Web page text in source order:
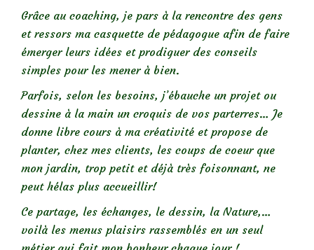
Grâce au coaching, je pars à la rencontre des gens
et ressors ma casquette de pédagogue afin de faire
émerger leurs idées et prodiguer des conseils
simples pour les mener à bien.
Parfois, selon les besoins, j’ébauche un projet ou
dessine à la main un croquis de vos parterres… Je
donne libre cours à ma créativité et propose de
planter, chez mes clients, les coups de coeur que
mon jardin, trop petit et déjà très foisonnant, ne
peut hélas plus accueillir!
Ce partage, les échanges, le dessin, la Nature,…
voilà les menus plaisirs rassemblés en un seul